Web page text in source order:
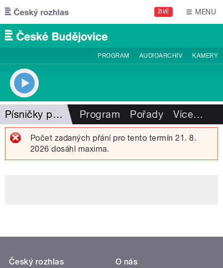
Přejít k hlavnímu obsahu
ŽIVĚ MENU
PROGRAM AUDIOARCHIV KAMERY
Písničky pro radost Program Pořady Více…
Počet zadaných přání pro tento termín 21. 8.
2026 dosáhl maxima.
Český rozhlas
O nás